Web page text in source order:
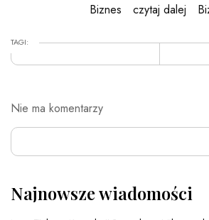
Biznes
czytaj dalej
TAGI:
Nie ma komentarzy
Najnowsze wiadomości